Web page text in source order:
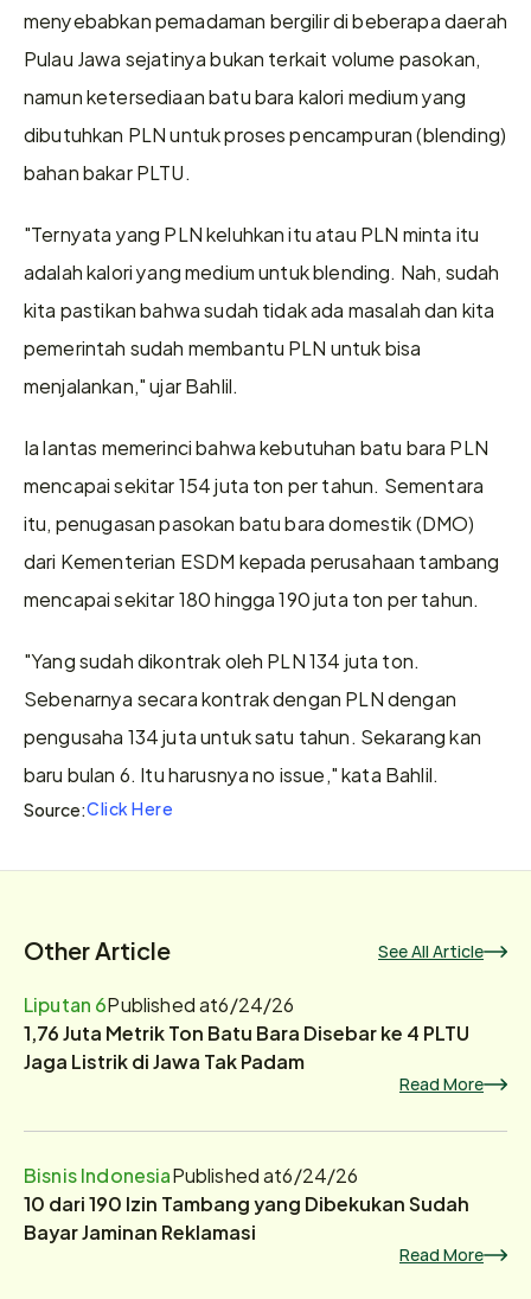
menyebabkan pemadaman bergilir di beberapa daerah
Pulau Jawa sejatinya bukan terkait volume pasokan,
namun ketersediaan batu bara kalori medium yang
dibutuhkan PLN untuk proses pencampuran (blending)
bahan bakar PLTU.
"Ternyata yang PLN keluhkan itu atau PLN minta itu
adalah kalori yang medium untuk blending. Nah, sudah
kita pastikan bahwa sudah tidak ada masalah dan kita
pemerintah sudah membantu PLN untuk bisa
menjalankan," ujar Bahlil.
Ia lantas memerinci bahwa kebutuhan batu bara PLN
mencapai sekitar 154 juta ton per tahun. Sementara
itu, penugasan pasokan batu bara domestik (DMO)
dari Kementerian ESDM kepada perusahaan tambang
mencapai sekitar 180 hingga 190 juta ton per tahun.
"Yang sudah dikontrak oleh PLN 134 juta ton.
Sebenarnya secara kontrak dengan PLN dengan
pengusaha 134 juta untuk satu tahun. Sekarang kan
baru bulan 6. Itu harusnya no issue," kata Bahlil.
Source:Click Here
Other Article See All Article
Liputan 6Published at6/24/26
1,76 Juta Metrik Ton Batu Bara Disebar ke 4 PLTU
Jaga Listrik di Jawa Tak Padam
Read More
Bisnis IndonesiaPublished at6/24/26
10 dari 190 Izin Tambang yang Dibekukan Sudah
Bayar Jaminan Reklamasi
Read More